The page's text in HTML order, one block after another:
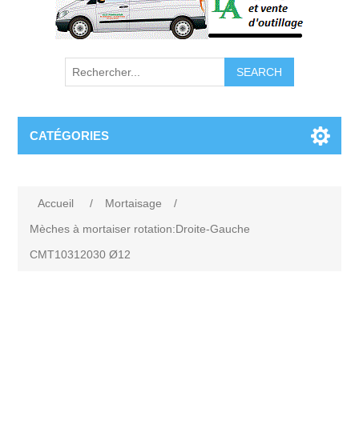
CATÉGORIES
Accueil / Mortaisage
/
Mèches à mortaiser rotation:Droite-Gauche
CMT10312030 Ø12